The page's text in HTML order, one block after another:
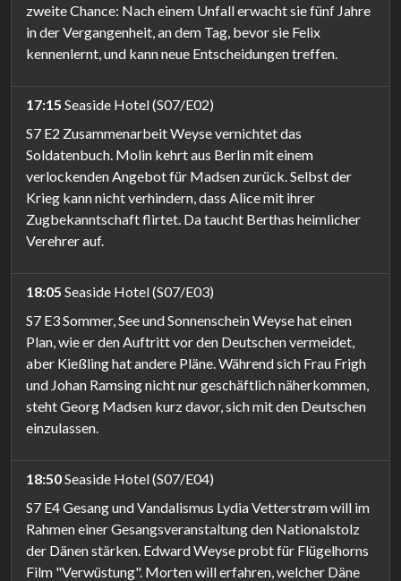
zweite Chance: Nach einem Unfall erwacht sie fünf Jahre
in der Vergangenheit, an dem Tag, bevor sie Felix
kennenlernt, und kann neue Entscheidungen treffen.
17:15 Seaside Hotel (S07/E02)
S7 E2 Zusammenarbeit Weyse vernichtet das
Soldatenbuch. Molin kehrt aus Berlin mit einem
verlockenden Angebot für Madsen zurück. Selbst der
Krieg kann nicht verhindern, dass Alice mit ihrer
Zugbekanntschaft flirtet. Da taucht Berthas heimlicher
Verehrer auf.
18:05 Seaside Hotel (S07/E03)
S7 E3 Sommer, See und Sonnenschein Weyse hat einen
Plan, wie er den Auftritt vor den Deutschen vermeidet,
aber Kießling hat andere Pläne. Während sich Frau Frigh
und Johan Ramsing nicht nur geschäftlich näherkommen,
steht Georg Madsen kurz davor, sich mit den Deutschen
einzulassen.
18:50Seaside Hotel (S07/E04)
S7 E4 Gesang und Vandalismus Lydia Vetterstrøm will im
Rahmen einer Gesangsveranstaltung den Nationalstolz
der Dänen stärken. Edward Weyse probt für Flügelhorns
Film "Verwüstung". Morten will erfahren, welcher Däne